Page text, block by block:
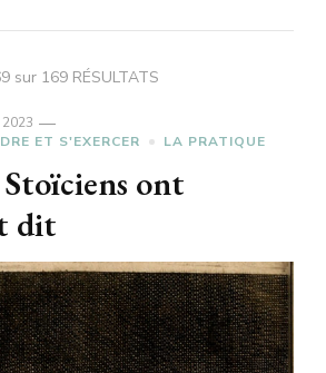
sur 169 RÉSULTATS
2023
ET S'EXERCER LA PRATIQUE
Stoïciens ont
dit